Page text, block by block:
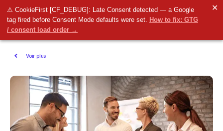
⚠ CookieFirst [CF_DEBUG]: Late Consent detected — a Google
tag fired before Consent Mode defaults were set. How to fix: GTG
/ consent load order →
✕
Voir plus